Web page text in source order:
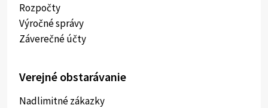
Rozpočty
Výročné správy
Záverečné účty
Verejné obstarávanie
Nadlimitné zákazky